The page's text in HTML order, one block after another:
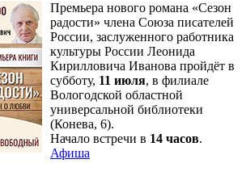
Премьера нового романа «Сезон
радости» члена Союза писателей
России, заслуженного работника
культуры России Леонида
Кирилловича Иванова пройдёт в
субботу, 11 июля, в филиале
Вологодской областной
универсальной библиотеки
(Конева, 6).
Начало встречи в 14 часов.
Афиша